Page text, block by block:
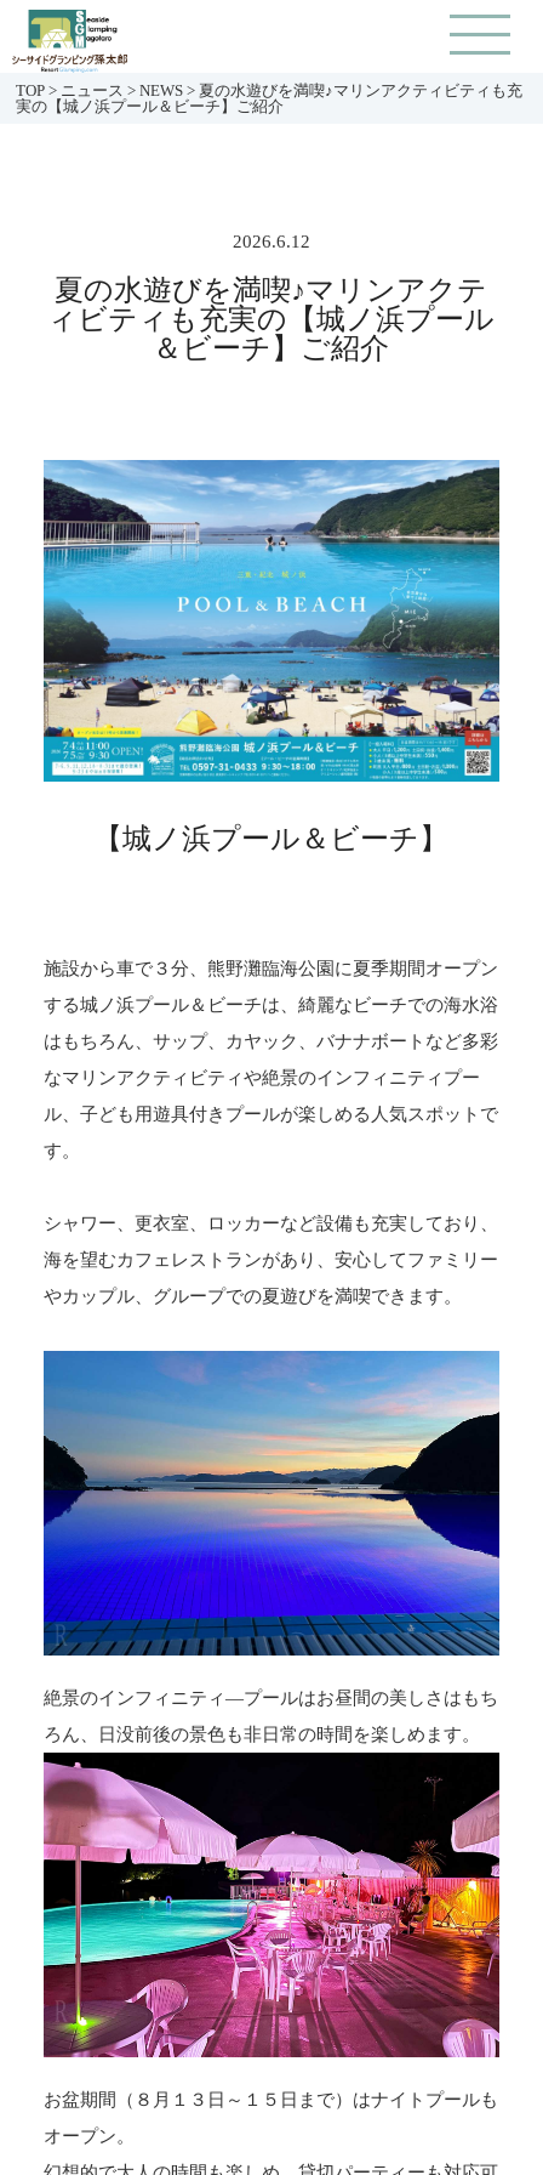
TOP > ニュース >NEWS > 夏の水遊びを満喫♪マリンアクティビティも充
実の【城ノ浜プール＆ビーチ】ご紹介
2026.6.12
夏の水遊びを満喫♪マリンアクテ
ィビティも充実の【城ノ浜プール
＆ビーチ】ご紹介
【城ノ浜プール＆ビーチ】
施設から車で３分、熊野灘臨海公園に夏季期間オープン
する城ノ浜プール＆ビーチは、綺麗なビーチでの海水浴
はもちろん、サップ、カヤック、バナナボートなど多彩
なマリンアクティビティや絶景のインフィニティプー
ル、子ども用遊具付きプールが楽しめる人気スポットで
す。
シャワー、更衣室、ロッカーなど設備も充実しており、
海を望むカフェレストランがあり、安心してファミリー
やカップル、グループでの夏遊びを満喫できます。
絶景のインフィニティ―プールはお昼間の美しさはもち
ろん、日没前後の景色も非日常の時間を楽しめます。
お盆期間（８月１３日～１５日まで）はナイトプールも
オープン。